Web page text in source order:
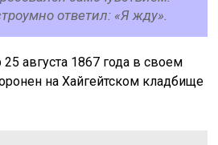
ответил: «Я жду».
августа 1867 года в своем
на Хайгейтском кладбище